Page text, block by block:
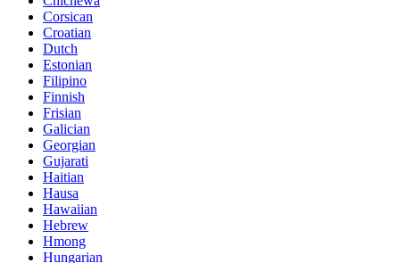
Corsican
Croatian
Dutch
Estonian
Filipino
Finnish
Frisian
Galician
Georgian
Gujarati
Haitian
Hausa
Hawaiian
Hebrew
Hmong
Hungarian